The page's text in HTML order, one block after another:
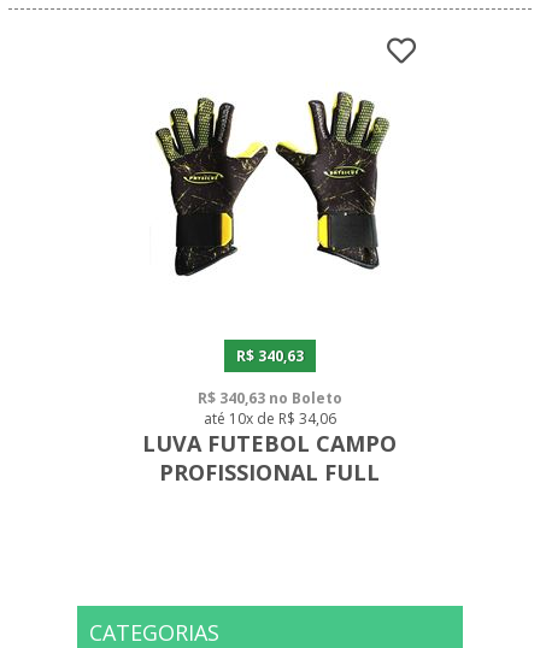
R$ 340,63
R$ 340,63 no Boleto
até 10x de R$ 34,06
LUVA FUTEBOL CAMPO
PROFISSIONAL FULL
CATEGORIAS